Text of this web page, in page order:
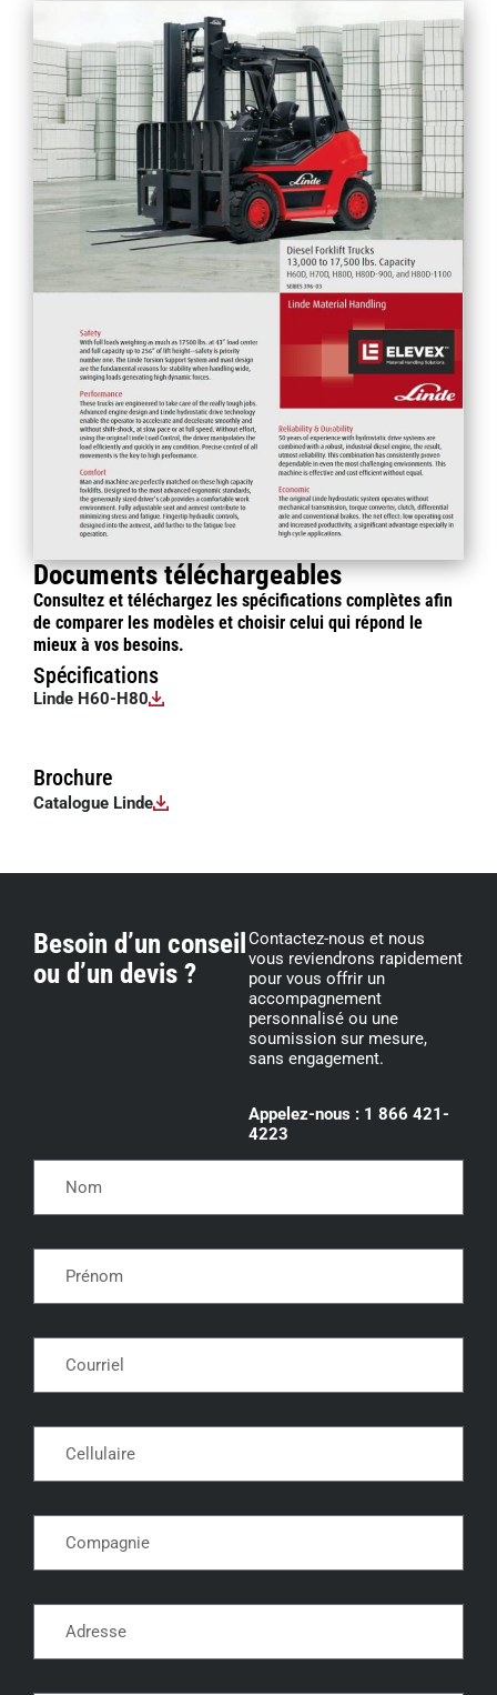
Documents téléchargeables
Consultez et téléchargez les spécifications complètes afin
de comparer les modèles et choisir celui qui répond le
mieux à vos besoins.
Spécifications
Linde H60-H80
Brochure
Catalogue Linde
Besoin d’un conseil
ou d’un devis ?
Contactez-nous et nous
vous reviendrons rapidement
pour vous offrir un
accompagnement
personnalisé ou une
soumission sur mesure,
sans engagement.
Appelez-nous : 1 866 421-
4223